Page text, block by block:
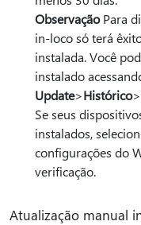
ObservaçãoPara
in-loco só terá
instalada. Você
instalado
Update>Histórico>
Se seus
instalados,
configurações do
verificação.
Atualização manual